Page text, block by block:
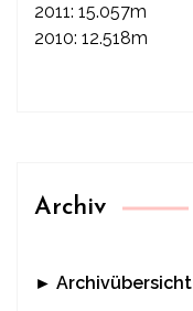
2011: 15.057m
2010: 12.518m
Archiv
► Archivübersicht